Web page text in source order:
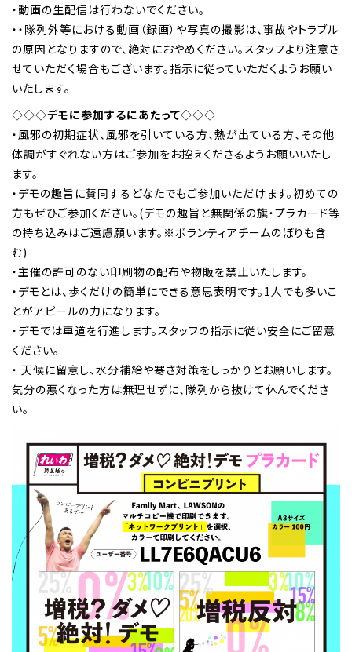
・動画の生配信は行わないでください。
・・隊列外等における動画（録画）や写真の撮影は、事故やトラブル
の原因となりますので、絶対におやめください。スタッフより注意さ
せていただく場合もございます。指示に従っていただくようお願い
いたします。
◇◇◇デモに参加するにあたって◇◇◇
・風邪の初期症状、風邪を引いている方、熱が出ている方、その他
体調がすぐれない方はご参加をお控えくださるようお願いいたし
ます。
・デモの趣旨に賛同するどなたでもご参加いただけます。初めての
方もぜひご参加ください。(デモの趣旨と無関係の旗・プラカード等
の持ち込みはご遠慮願います。※ボランティアチームのぼりも含
む)
・主催の許可のない印刷物の配布や物販を禁止いたします。
・デモとは、歩くだけの簡単にできる意思表明です。1人でも多いこ
とがアピールの力になります。
・デモでは車道を行進します。スタッフの指示に従い安全にご留意
ください。
・ 天候に留意し、水分補給や寒さ対策をしっかりとお願いします。
気分の悪くなった方は無理せずに、隊列から抜けて休んでくださ
い。